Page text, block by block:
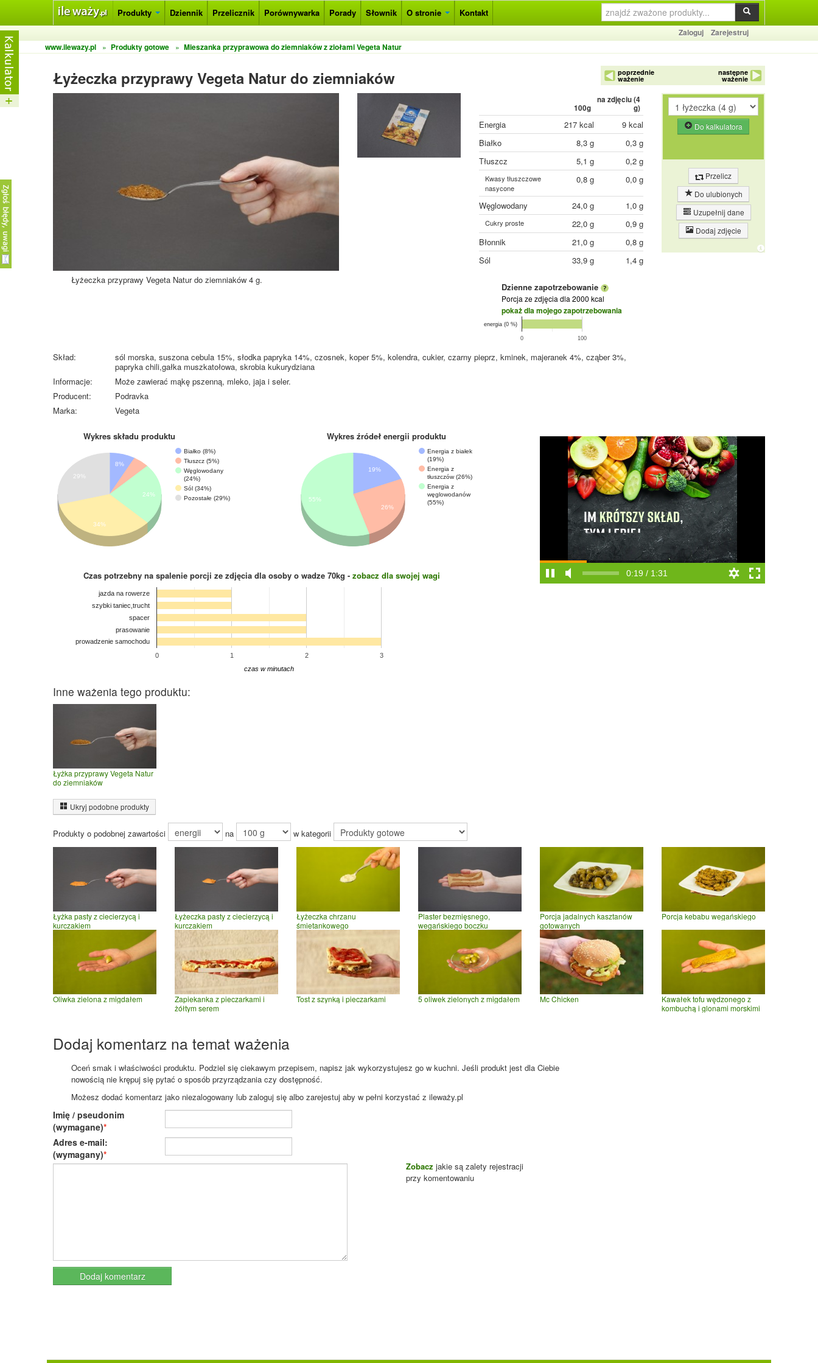
Produkty Dziennik Przelicznik Porównywarka Porady Słownik O stronie Kontakt
Zaloguj
Zarejestruj
www.ilewazy.pl
» Produkty gotowe » Mieszanka przyprawowa do ziemniaków z ziołami Vegeta Natur
Łyżeczka przyprawy Vegeta Natur do ziemniaków poprzednie
ważenie
następne
ważenie
Łyżeczka przyprawy Vegeta Natur do ziemniaków 4 g.
100g
na zdjęciu (4
g)
Energia 217 kcal
9 kcal
Białko
8,3 g
0,3 g
Tłuszcz
5,1 g 0,2 g
Kwasy tłuszczowe
nasycone
0,8 g 0,0 g
Węglowodany 24,0 g 1,0 g
Cukry proste 22,0 g
0,9 g
Błonnik
21,0 g
0,8 g
Sól
33,9 g 1,4 g
Dzienne zapotrzebowanie
Porcja ze zdjęcia dla 2000 kcal
pokaż dla mojego zapotrzebowania
0 100
energia (0 %)
Do kalkulatora
Przelicz
Do ulubionych
Uzupełnij dane
Dodaj zdjęcie
Skład:
sól morska, suszona cebula 15%, słodka papryka 14%, czosnek, koper 5%, kolendra, cukier, czarny pieprz, kminek, majeranek 4%, cząber 3%,
papryka chili,gałka muszkatołowa, skrobia kukurydziana
Informacje:
Może zawierać mąkę pszenną, mleko, jaja i seler.
Producent:
Podravka
Marka:
Vegeta
Wykres składu produktu
Białko (8%)
Tłuszcz (5%)
Węglowodany
(24%)
Sól (34%)
Pozostałe (29%)
8%
24%
29%
34%
Wykres źródeł energii produktu
Energia z białek
(19%)
Energia z
tłuszczów (26%)
Energia z
węglowodanów
(55%)
19%
26%
55%
Czas potrzebny na spalenie porcji ze zdjęcia dla osoby o wadze 70kg - zobacz dla swojej wagi
0 1 2 3
jazda na rowerze
szybki taniec,trucht
spacer
prasowanie
prowadzenie samochodu
czas w minutach
0:19 / 1:31
Inne ważenia tego produktu:
Łyżka przyprawy Vegeta Natur
do ziemniaków
Ukryj podobne produkty
Produkty o podobnej zawartości na w kategorii
Łyżka pasty z ciecierzycą i
kurczakiem
Łyżeczka pasty z ciecierzycą i
kurczakiem
Łyżeczka chrzanu
śmietankowego
Plaster bezmięsnego,
wegańskiego boczku
Porcja jadalnych kasztanów
gotowanych
Porcja kebabu wegańskiego
Oliwka zielona z migdałem
Zapiekanka z pieczarkami i
żółtym serem
Tost z szynką i pieczarkami 5 oliwek zielonych z migdałem Mc Chicken
Kawałek tofu wędzonego z
kombuchą i glonami morskimi
Dodaj komentarz na temat ważenia
Oceń smak i właściwości produktu. Podziel się ciekawym przepisem, napisz jak wykorzystujesz go w kuchni. Jeśli produkt jest dla Ciebie
nowością nie krępuj się pytać o sposób przyrządzania czy dostępność.
Możesz dodać komentarz jako niezalogowany lub zaloguj się albo zarejestuj aby w pełni korzystać z ileważy.pl
Imię / pseudonim
(wymagane)
Adres e-mail:
(wymagany)
Zobacz jakie są zalety rejestracji
przy komentowaniu